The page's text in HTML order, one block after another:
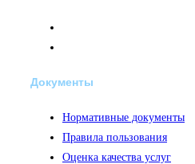
Документы
Нормативные документы
Правила пользования
Оценка качества услуг